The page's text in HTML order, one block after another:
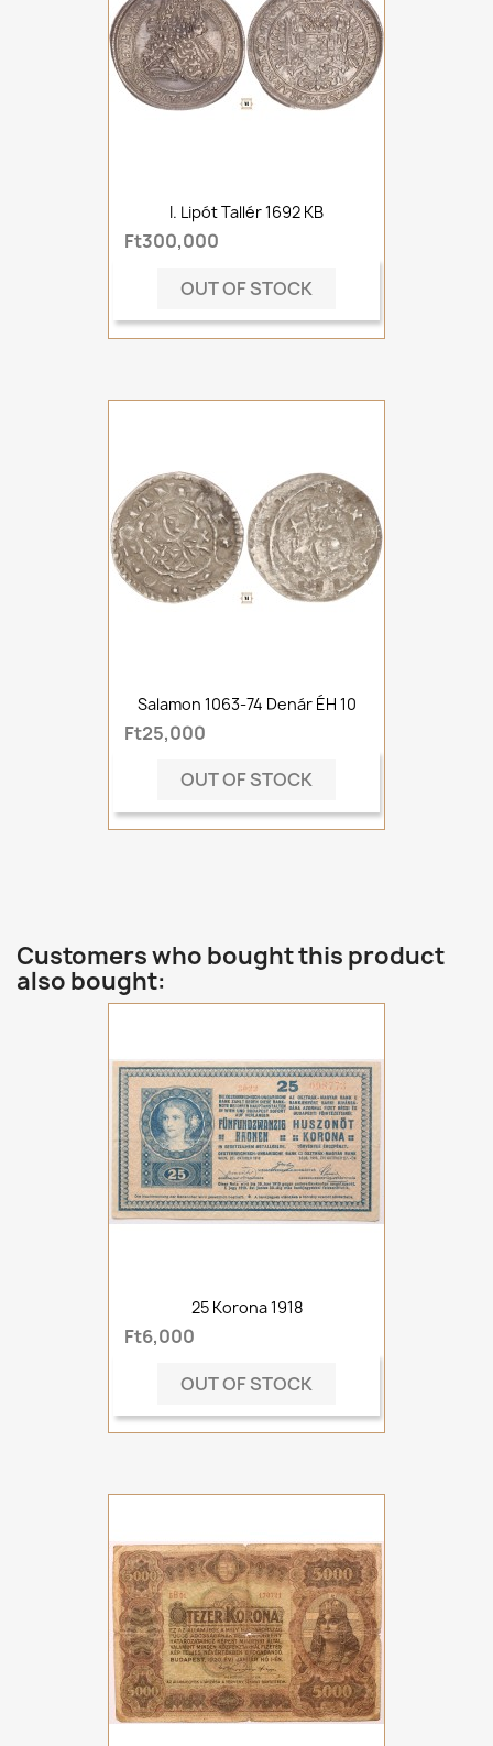
I. Lipót Tallér 1692 KB
Ft300,000
OUT OF STOCK
Salamon 1063-74 Denár ÉH 10
Ft25,000
OUT OF STOCK
Customers who bought this product
also bought:
25 Korona 1918
Ft6,000
OUT OF STOCK